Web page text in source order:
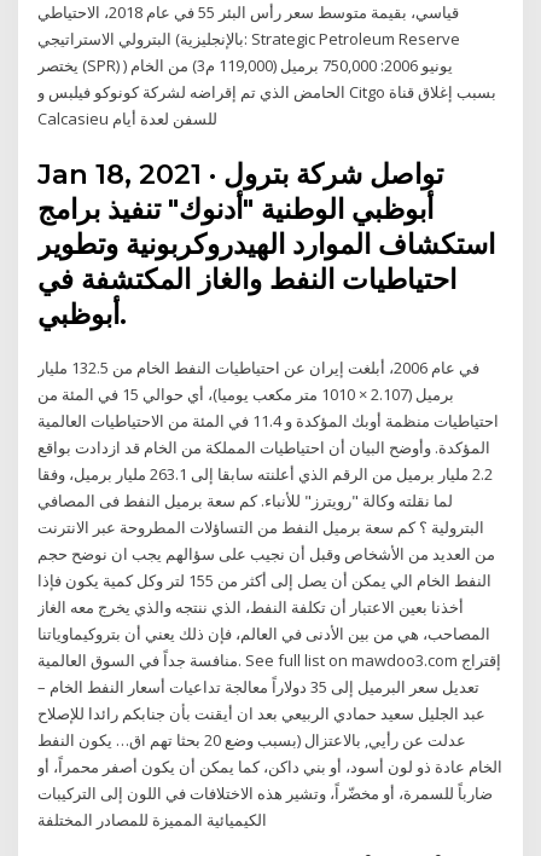
قياسي، بقيمة متوسط سعر رأس البئر 55 في عام 2018، الاحتياطي
البترولي الاستراتيجي (بالإنجليزية: Strategic Petroleum Reserve
يختصر (SPR) ) يونيو 2006: 750,000 برميل (119,000 م3) من الخام
الحامض الذي تم إقراضه لشركة كونوكو فيلبس و Citgo بسبب إغلاق قناة
Jan 18, 2021 · تواصل شركة بترول
أبوظبي الوطنية "أدنوك" تنفيذ برامج
استكشاف الموارد الهيدروكربونية وتطوير
احتياطيات النفط والغاز المكتشفة في
أبوظبي.
في عام 2006، أبلغت إيران عن احتياطيات النفط الخام من 132.5 مليار
برميل (2.107 × 1010 متر مكعب يوميا)، أي حوالي 15 في المئة من
احتياطيات منظمة أوبك المؤكدة و 11.4 في المئة من الاحتياطيات العالمية
المؤكدة. وأوضح البيان أن احتياطيات المملكة من الخام قد ازدادت بواقع
2.2 مليار برميل من الرقم الذي أعلنته سابقا إلى 263.1 مليار برميل، وفقا
لما نقلته وكالة "رويترز" للأنباء. كم سعة برميل النفط فى المصافي
البترولية ؟ كم سعة برميل النفط من التساؤلات المطروحة عبر الانترنت
من العديد من الأشخاص وقبل أن نجيب على سؤالهم يجب ان نوضح حجم
النفط الخام الي يمكن أن يصل إلى أكثر من 155 لتر وكل كمية يكون فإذا
أخذنا بعين الاعتبار أن تكلفة النفط، الذي ننتجه والذي يخرج معه الغاز
المصاحب، هي من بين الأدنى في العالم، فإن ذلك يعني أن بتروكيماوياتنا
منافسة جداً في السوق العالمية. See full list on mawdoo3.com إقتراج
تعديل سعر البرميل إلى 35 دولاراً معالجة تداعيات أسعار النفط الخام –
عبد الجليل سعيد حمادي الربيعي بعد ان أيقنت بأن جنابكم رائدا للإصلاح
عدلت عن رأيي, بالاعتزال (بسبب وضع 20 بحثا تهم اق… يكون النفط
الخام عادة ذو لون أسود، أو بني داكن، كما يمكن أن يكون أصفر محمراً، أو
ضارباً للسمرة، أو مخضّراً، وتشير هذه الاختلافات في اللون إلى التركيبات
الكيميائية المميزة للمصادر المختلفة